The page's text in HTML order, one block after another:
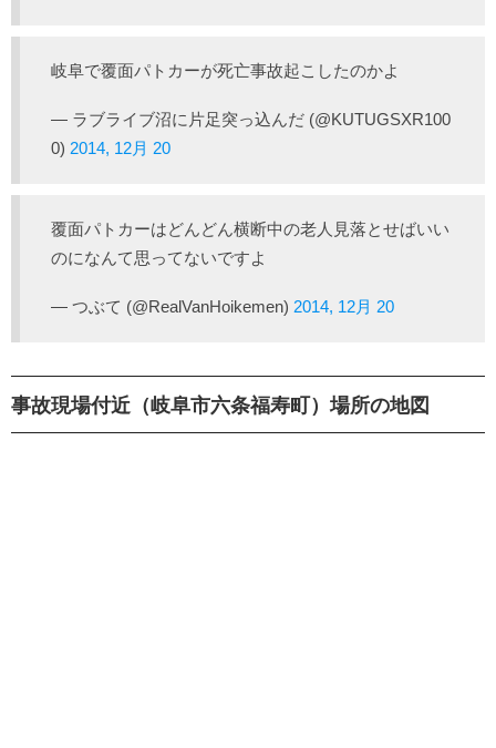
岐阜で覆面パトカーが死亡事故起こしたのかよ
— ラブライブ沼に片足突っ込んだ (@KUTUGSXR100
0) 2014, 12月 20
覆面パトカーはどんどん横断中の老人見落とせばいい
のになんて思ってないですよ
— つぶて (@RealVanHoikemen) 2014, 12月 20
事故現場付近（岐阜市六条福寿町）場所の地図